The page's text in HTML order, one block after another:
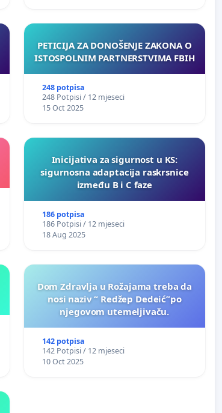
PETICIJA ZA DONOŠENJE ZAKONA O
ISTOSPOLNIM PARTNERSTVIMA FBIH
248 potpisa
248 Potpisi / 12 mjeseci
15 Oct 2025
Inicijativa za sigurnost u KS:
sigurnosna adaptacija raskrsnice
između B i C faze
186 potpisa
186 Potpisi / 12 mjeseci
18 Aug 2025
Dom Zdravlja u Rožajama treba da
nosi naziv “ Redžep Dedeić”po
njegovom utemeljivaču.
142 potpisa
142 Potpisi / 12 mjeseci
10 Oct 2025